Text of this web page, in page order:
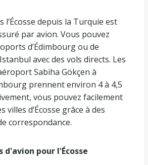
l’Écosse depuis la Turquie est
par avion. Vous pouvez
d’Édimbourg ou de
avec des vols directs. Les
Sabiha Gökçen à
prennent environ 4 à 4,5
vous pouvez facilement
villes d’Écosse grâce à des
correspondance.
pour l'Écosse